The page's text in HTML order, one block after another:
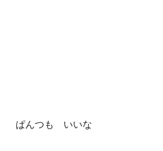
ぱんつも いいな